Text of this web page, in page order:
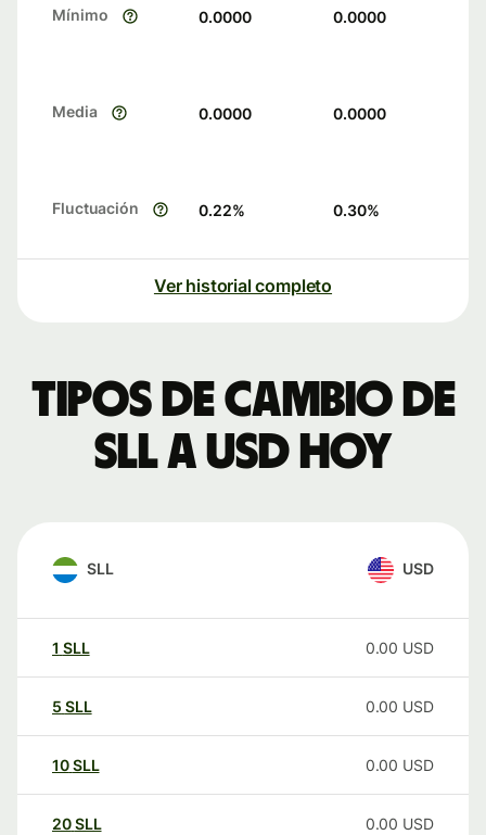
Mínimo 0.0000 0.0000
Media 0.0000 0.0000
Fluctuación 0.22% 0.30%
Ver historial completo
Tipos de cambio de
SLL a USD hoy
SLL USD
1 SLL 0.00 USD
5 SLL 0.00 USD
10SLL 0.00 USD
20SLL 0.00 USD